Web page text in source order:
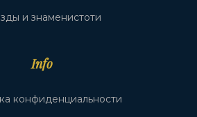
и знаменистоти
Info
конфиденциальности